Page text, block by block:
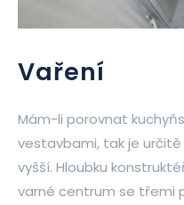
Vaření
Mám-li porovnat
vestavbami, tak je
vyšší. Hloubku
varné centrum se třemi